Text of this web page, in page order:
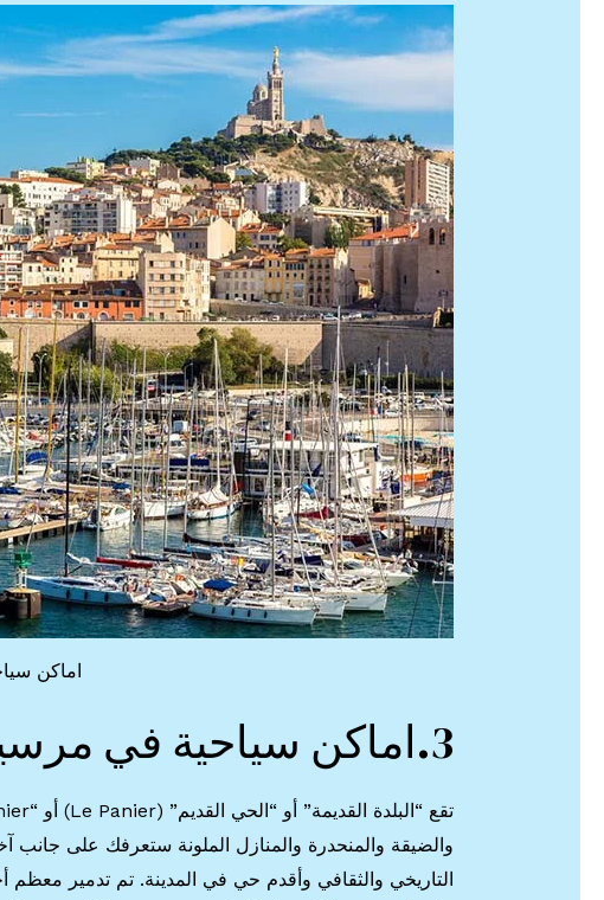
اماكن
3.اماكن سياحية في مرسيليا الحي القديم
والضيقة والمنحدرة والمنازل الملونة ستعرفك على جانب
التاريخي والثقافي وأقدم حي في المدينة. تم تدمير معظم